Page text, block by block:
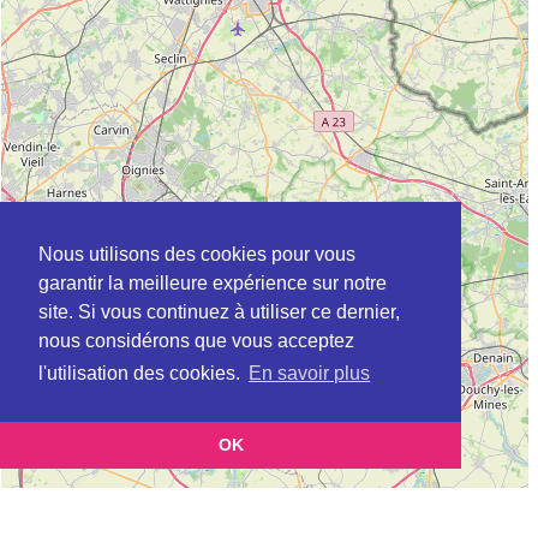
Nous utilisons des cookies pour vous
garantir la meilleure expérience sur notre
site. Si vous continuez à utiliser ce dernier,
nous considérons que vous acceptez
l'utilisation des cookies. En savoir plus
OK